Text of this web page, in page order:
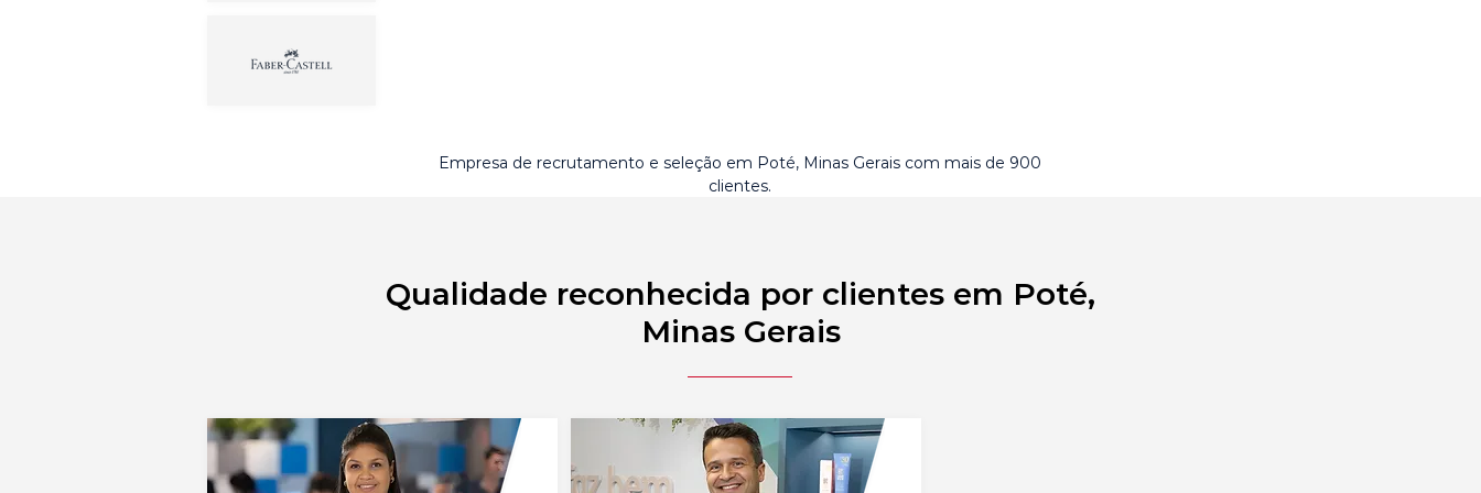
Empresa de recrutamento e seleção em Poté, Minas Gerais com mais de 900
clientes.
Qualidade reconhecida por clientes em Poté,
Minas Gerais